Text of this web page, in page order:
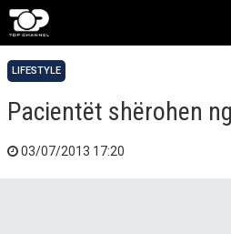
LIFESTYLE
Pacientët shërohen
03/07/2013 17:20